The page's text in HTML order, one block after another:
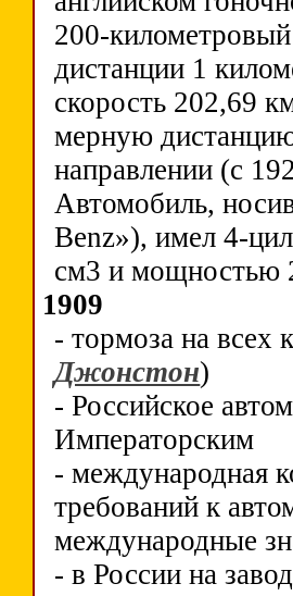
200-
дистанции 1
скорость 202,69
мерную
направлении (с
Автомобиль,
Benz»), имел 4-
см3 и мощностью
1909
- тормоза на всех
Джонстон)
- Российское
Императорским
- международная
требований к
международные
- в России на